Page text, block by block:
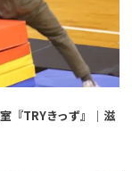
『TRYきっず』｜滋